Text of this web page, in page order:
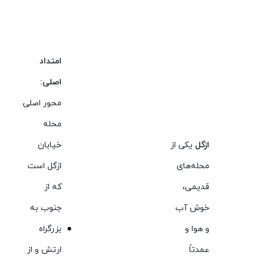
ازگل یکی از
محله‌های
قدیمی،
خوش آب
و هوا و
عمدتاً
امتداد
اصلی:
محور اصلی
محله
خیابان
ازگل است
که از
جنوب به
بزرگراه
ارتش و از